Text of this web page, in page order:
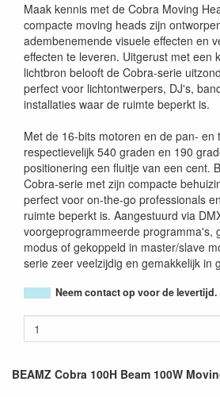
Maak kennis met de Cobra Moving
compacte moving heads zijn
adembenemende visuele effecten en
effecten te leveren. Uitgerust met een
lichtbron belooft de Cobra-serie
perfect voor lichtontwerpers, DJ's,
installaties waar de ruimte beperkt is.
Met de 16-bits motoren en de pan- en
respectievelijk 540 graden en 190
positionering een fluitje van een cent.
Cobra-serie met zijn compacte
perfect voor on-the-go professionals
ruimte beperkt is. Aangestuurd via
voorgeprogrammeerde programma's,
modus of gekoppeld in master/slave
serie zeer veelzijdig en gemakkelijk in
Neem contact op voor de levertijd.
BEAMZ Cobra 100H Beam 100W